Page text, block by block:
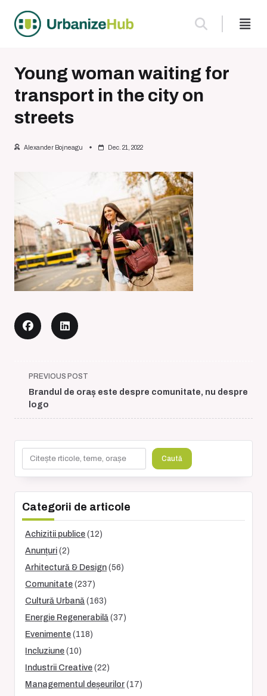
content
Young woman waiting for
transport in the city on
streets
Alexander Bojneagu Dec. 21, 2022
<span
class="nav-
subtitle
screen-
text">Page</span>
PREVIOUS POST
Brandul de oraș este despre comunitate, nu despre
logo
Caută
Categorii de articole
Achizitii publice (12)
Anunțuri (2)
Arhitectură & Design (56)
Comunitate (237)
Cultură Urbană (163)
Energie Regenerabilă (37)
Evenimente (118)
Incluziune (10)
Industrii Creative (22)
Managementul deșeurilor (17)